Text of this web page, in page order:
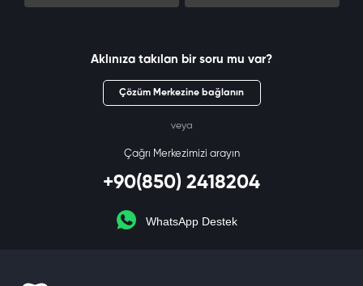
Aklınıza takılan bir soru mu var?
Çözüm Merkezine bağlanın
veya
Çağrı Merkezimizi arayın
+90(850) 2418204
WhatsApp Destek